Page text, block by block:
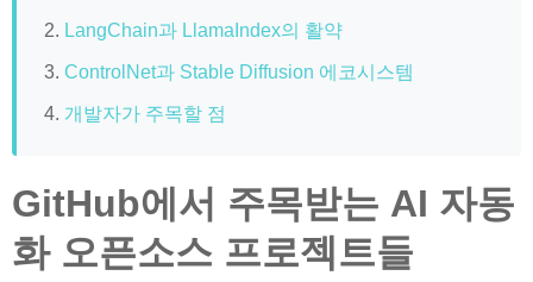
LangChain과 LlamaIndex의 활약
ControlNet과 Stable Diffusion 에코시스템
개발자가 주목할 점
GitHub에서 주목받는 AI 자동
화 오픈소스 프로젝트들